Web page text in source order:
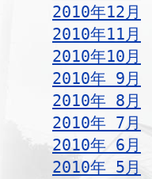
2010年12月
2010年11月
2010年10月
2010年 9月
2010年 8月
2010年 7月
2010年 6月
2010年 5月